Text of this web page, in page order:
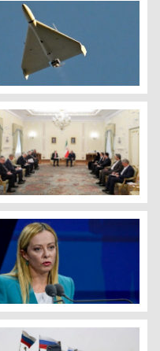
پهپاد شاهد
روسیه و ایران
جورجا ملونی، نخست‌وزیر